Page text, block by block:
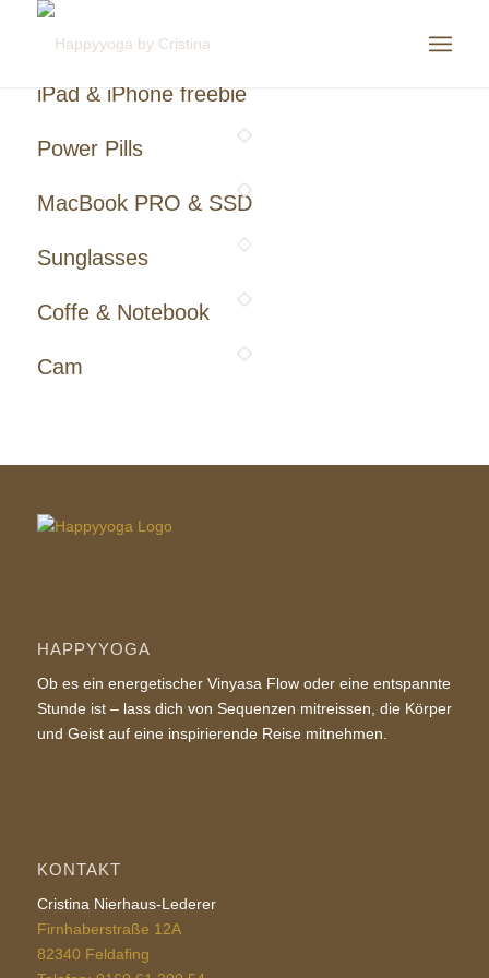
iPad & iPhone freebie
Power Pills
MacBook PRO & SSD
Sunglasses
Coffe & Notebook
Cam
HAPPYYOGA
Ob es ein energetischer Vinyasa Flow oder eine entspannte
Stunde ist – lass dich von Sequenzen mitreissen, die Körper
und Geist auf eine inspirierende Reise mitnehmen.
KONTAKT
Cristina Nierhaus-Lederer
Firnhaberstraße 12A
82340 Feldafing